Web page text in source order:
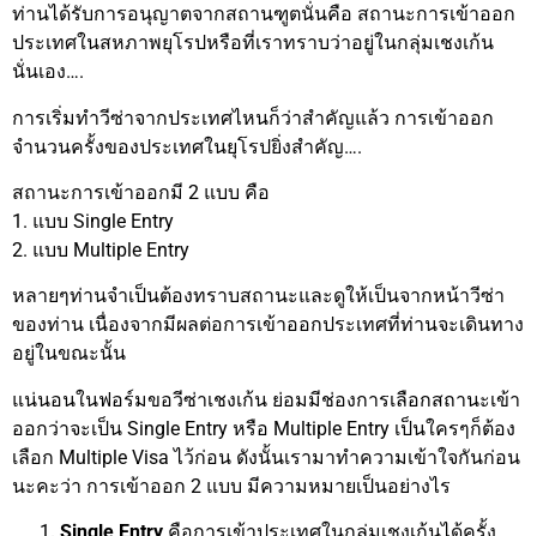
ท่านได้รับการอนุญาตจากสถานฑูตนั่นคือ สถานะการเข้าออก
ประเทศในสหภาพยุโรปหรือที่เราทราบว่าอยู่ในกลุ่มเชงเก้น
นั่นเอง….
การเริ่มทำวีซ่าจากประเทศไหนก็ว่าสำคัญแล้ว การเข้าออก
จำนวนครั้งของประเทศในยุโรปยิ่งสำคัญ….
สถานะการเข้าออกมี 2 แบบ คือ
1. แบบ Single Entry
2. แบบ Multiple Entry
หลายๆท่านจำเป็นต้องทราบสถานะและดูให้เป็นจากหน้าวีซ่า
ของท่าน เนื่องจากมีผลต่อการเข้าออกประเทศที่ท่านจะเดินทาง
อยู่ในขณะนั้น
แน่นอนในฟอร์มขอวีซ่าเชงเก้น ย่อมมีช่องการเลือกสถานะเข้า
ออกว่าจะเป็น Single Entry หรือ Multiple Entry เป็นใครๆก็ต้อง
เลือก Multiple Visa ไว้ก่อน ดังนั้นเรามาทำความเข้าใจกันก่อน
นะคะว่า การเข้าออก 2 แบบ มีความหมายเป็นอย่างไร